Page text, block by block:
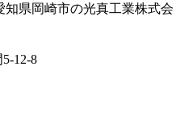
県岡崎市の光真工業株式会
12-8